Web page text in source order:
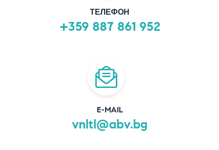
ТЕЛЕФОН
+359 887 861 952
E-MAIL
vnltl@abv.bg